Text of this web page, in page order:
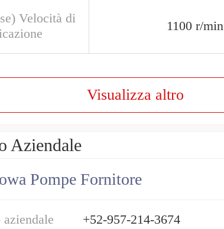
Velocità di
1100 r/min
Visualizza altro
Aziendale
Pompe Fornitore
+52-957-214-3674